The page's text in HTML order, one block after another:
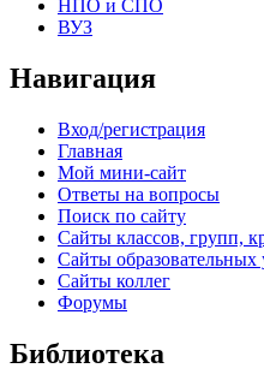
НПО и СПО
ВУЗ
Навигация
Вход/регистрация
Главная
Мой мини-сайт
Ответы на вопросы
Поиск по сайту
Сайты классов, групп,
Сайты образовательных
Сайты коллег
Форумы
Библиотека